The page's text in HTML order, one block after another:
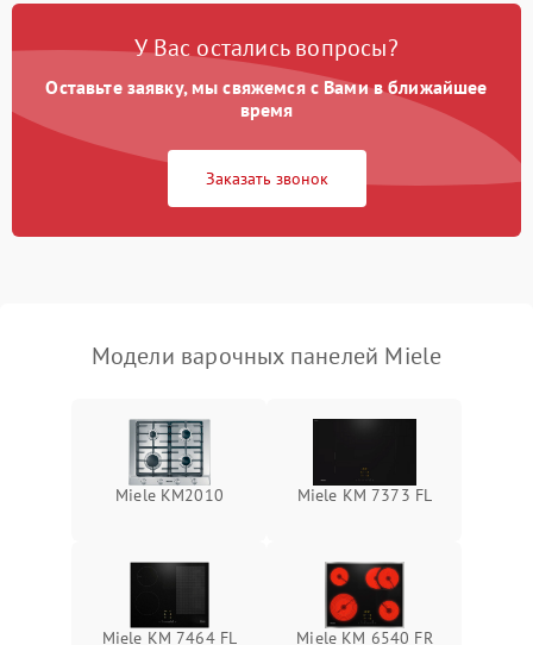
У Вас остались вопросы?
Оставьте заявку, мы свяжемся с Вами в ближайшее
время
Заказать звонок
Модели варочных панелей Miele
Miele KM2010 Miele KM 7373 FL
Miele KM 7464 FL Miele KM 6540 FR